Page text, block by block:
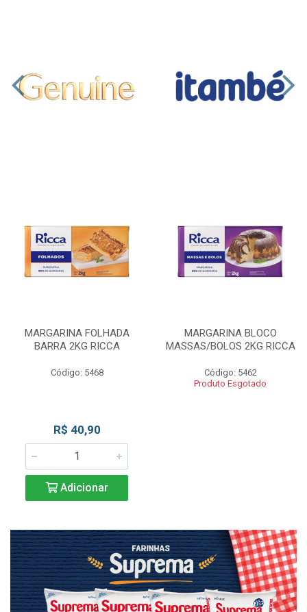
MARGARINA FOLHADA
BARRA 2KG RICCA
Código: 5468
R$ 40,90
Adicionar
MARGARINA BLOCO
MASSAS/BOLOS 2KG RICCA
Código: 5462
Produto Esgotado